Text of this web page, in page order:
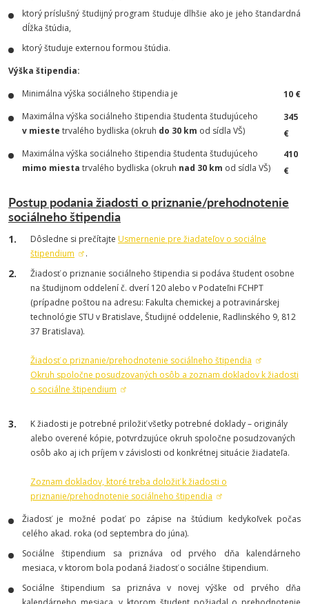
ktorý príslušný študijný program študuje dlhšie ako je jeho štandardná
dĺžka štúdia,
ktorý študuje externou formou štúdia.
Výška štipendia:
Minimálna výška sociálneho štipendia je
10 €
Maximálna výška sociálneho štipendia študenta študujúceho
v mieste trvalého bydliska (okruh do 30 km od sídla VŠ)
345
€
Maximálna výška sociálneho štipendia študenta študujúceho
mimo miesta trvalého bydliska (okruh nad 30 km od sídla VŠ)
410
€
Postup podania žiadosti o priznanie/prehodnotenie
sociálneho štipendia
Dôsledne si prečítajte Usmernenie pre žiadateľov o sociálne
štipendium
.
Žiadosť o priznanie sociálneho štipendia si podáva študent osobne
na študijnom oddelení č. dverí 120 alebo v Podateľni FCHPT
(prípadne poštou na adresu: Fakulta chemickej a potravinárskej
technológie STU v Bratislave, Študijné oddelenie, Radlinského 9, 812
37 Bratislava).
Žiadosť o priznanie/prehodnotenie sociálneho štipendia
Okruh spoločne posudzovaných osôb a zoznam dokladov k žiadosti
o sociálne štipendium
K žiadosti je potrebné priložiť všetky potrebné doklady – originály
alebo overené kópie, potvrdzujúce okruh spoločne posudzovaných
osôb ako aj ich príjem v závislosti od konkrétnej situácie žiadateľa.
Zoznam dokladov, ktoré treba doložiť k žiadosti o
priznanie/prehodnotenie sociálneho štipendia
Žiadosť je možné podať po zápise na štúdium kedykoľvek počas
celého akad. roka (od septembra do júna).
Sociálne štipendium sa priznáva od prvého dňa kalendárneho
mesiaca, v ktorom bola podaná žiadosť o sociálne štipendium.
Sociálne štipendium sa priznáva v novej výške od prvého dňa